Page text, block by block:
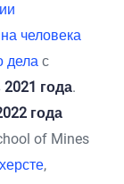
человека
делас
года.
года
of Mines
,